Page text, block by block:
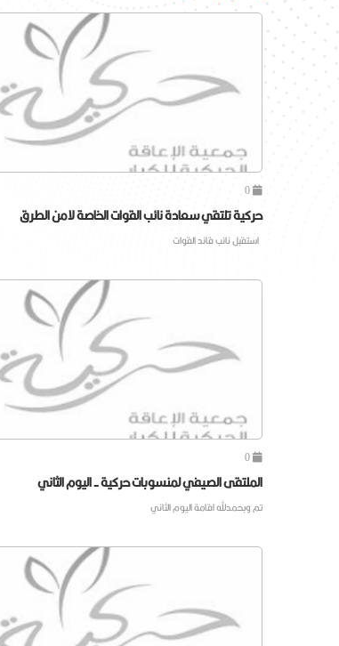
0
حركية تلتقي سعادة نائب القوات الخاصة لامن الطرق
استقبل نائب قائد القوات
0
الملتقى الصيفي لمنسوبات حركية - اليوم الثاني
تم وبحمدلله اقامة اليوم الثاني